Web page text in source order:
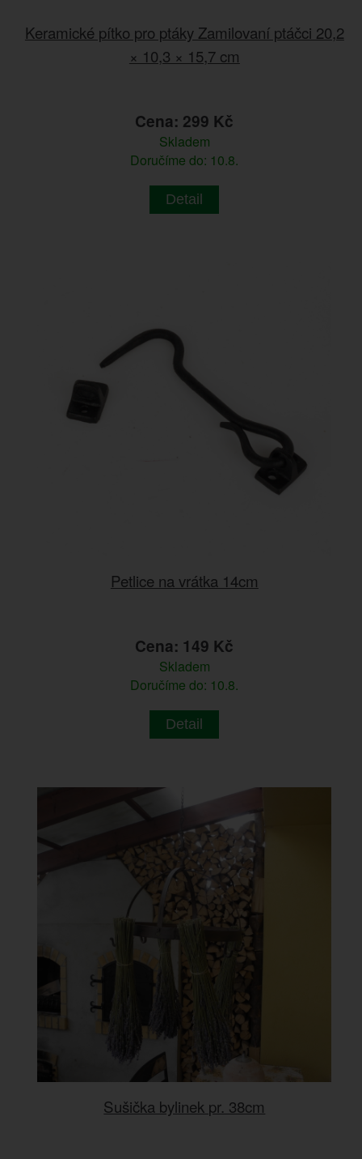
Keramické pítko pro ptáky Zamilovaní ptáčci 20,2
× 10,3 × 15,7 cm
Cena: 299 Kč
Skladem
Doručíme do: 10.8.
Detail
Petlice na vrátka 14cm
Cena: 149 Kč
Skladem
Doručíme do: 10.8.
Detail
Sušička bylinek pr. 38cm